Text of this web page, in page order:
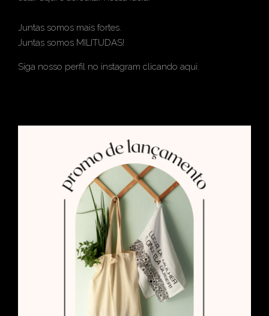
Juntas somos mais fortes.
Juntas somos MILITUDAS!
Siga nosso perfil no instagram clicando aqui.